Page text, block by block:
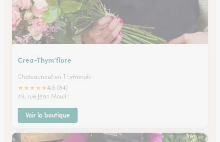
Crea-Thym’flore
Chateauneuf en Thymerais
★★★★★4.6 (84)
49, rue Jean Moulin
Voir la boutique